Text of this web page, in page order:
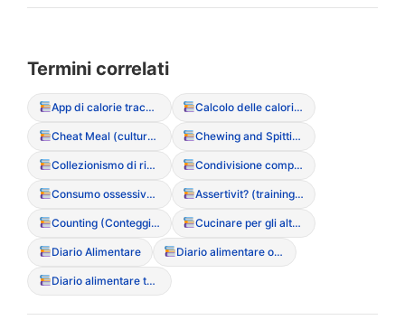
Termini correlati
App di calorie tracking (rischi e dipendenza) Calcolo delle calorie (Counting ossessivo)
Cheat Meal (cultura del “pasto sgarro”) Chewing and Spitting (Mastica e sputa)
Collezionismo di ricette (senza mai cucinarle) Condivisione compulsiva dei pasti
Consumo ossessivo di chewing-gum Assertivit? (training di)
Counting (Conteggio calorie) Cucinare per gli altri (senza assaggiare o mangiare)
Diario Alimentare Diario alimentare ossessivo (Tracking millimetrico)
Diario alimentare terapeutico